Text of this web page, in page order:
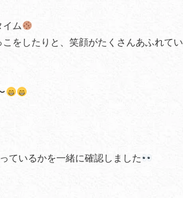
ム
をしたりと、笑顔がたくさんあふれてい
ているかを一緒に確認しました